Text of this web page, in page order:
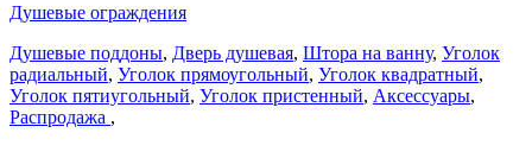
Душевые ограждения
Душевые поддоны, Дверь душевая, Штора на ванну, Уголок
радиальный, Уголок прямоугольный, Уголок квадратный,
Уголок пятиугольный, Уголок пристенный, Аксессуары,
Распродажа ,